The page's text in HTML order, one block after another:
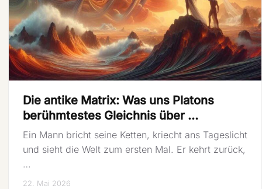
Die antike Matrix: Was uns Platons
berühmtestes Gleichnis über …
Ein Mann bricht seine Ketten, kriecht ans Tageslicht
und sieht die Welt zum ersten Mal. Er kehrt zurück,
…
22. Mai 2026